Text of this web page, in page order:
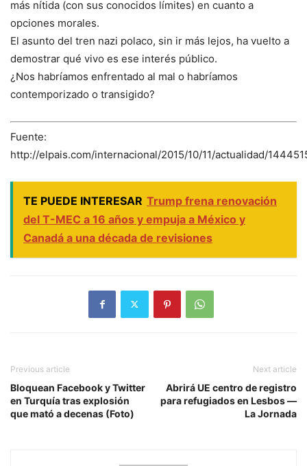
más nítida (con sus conocidos límites) en cuanto a
opciones morales.
El asunto del tren nazi polaco, sin ir más lejos, ha vuelto a
demostrar qué vivo es ese interés público.
¿Nos habríamos enfrentado al mal o habríamos
contemporizado o transigido?
Fuente:
http://elpais.com/internacional/2015/10/11/actualidad/
TE PUEDE INTERESAR Trump frena renovación
del T-MEC a 16 años y empuja a México y
Canadá a una década de revisiones
Previous article
Bloquean Facebook y Twitter
en Turquía tras explosión
que mató a decenas (Foto)
Next article
Abrirá UE centro de registro
para refugiados en Lesbos —
La Jornada